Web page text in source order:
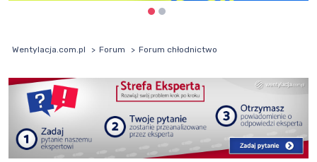
Wentylacja.com.pl Forum Forum chłodnictwo